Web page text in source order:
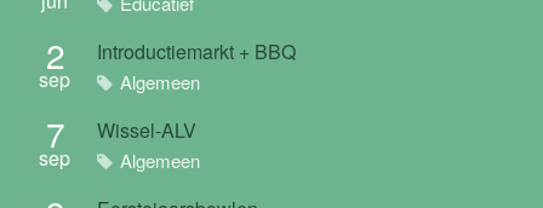
2
sep
Introductiemarkt + BBQ
Algemeen
7
sep
Wissel-ALV
Algemeen